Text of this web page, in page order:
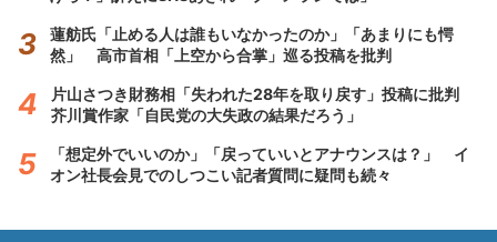
蓮舫氏「止める人は誰もいなかったのか」「あまりにも愕
然」 高市首相「上空から合掌」巡る投稿を批判
片山さつき財務相「失われた28年を取り戻す」投稿に批判
芥川賞作家「自民党の大失政の結果だろう」
「想定外でいいのか」「戻っていいとアナウンスは？」 イ
オン社長会見でのしつこい記者質問に疑問も続々